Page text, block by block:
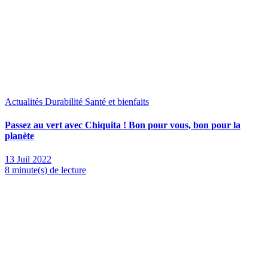
Actualités Durabilité Santé et bienfaits
Passez au vert avec Chiquita ! Bon pour vous, bon pour la
planète
13 Juil 2022
8 minute(s) de lecture